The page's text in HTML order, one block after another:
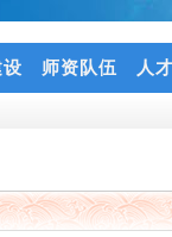
师资队伍 人